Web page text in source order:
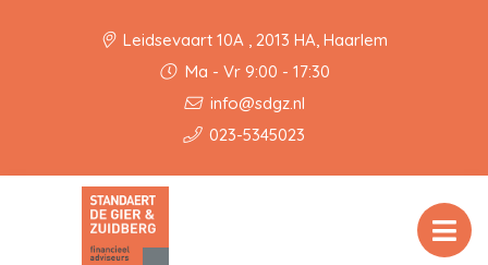
Leidsevaart 10A , 2013 HA, Haarlem
Ma - Vr 9:00 - 17:30
info@sdgz.nl
023-5345023